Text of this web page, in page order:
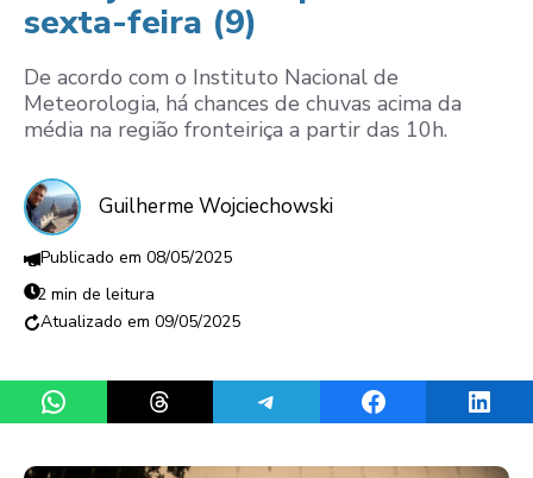
sexta-feira (9)
De acordo com o Instituto Nacional de
Meteorologia, há chances de chuvas acima da
média na região fronteiriça a partir das 10h.
Guilherme Wojciechowski
08/05/2025
2 min de leitura
09/05/2025
Share on WhatsAppShare on ThreadsShare on TelegramShare on Facebook